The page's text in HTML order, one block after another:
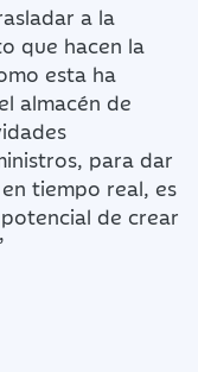
a la
que hacen la
esta ha
almacén de
para dar
tiempo real, es
de crear